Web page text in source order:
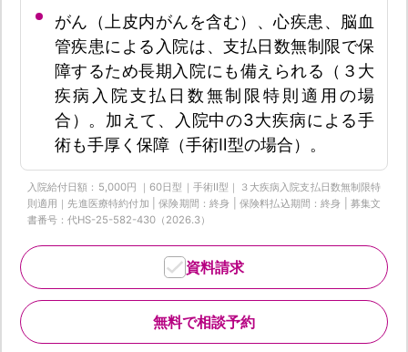
がん（上皮内がんを含む）、心疾患、脳血
管疾患による入院は、支払日数無制限で保
障するため長期入院にも備えられる（３大
疾病入院支払日数無制限特則適用の場
合）。加えて、入院中の3大疾病による手
術も手厚く保障（手術Ⅱ型の場合）。
入院給付日額：5,000円 ｜60日型｜手術Ⅱ型｜３大疾病入院支払日数無制限特
則適用｜先進医療特約付加 | 保険期間：終身 | 保険料払込期間：終身 | 募集文
書番号：代HS-25-582-430（2026.3）
無料で相談予約
資料請求